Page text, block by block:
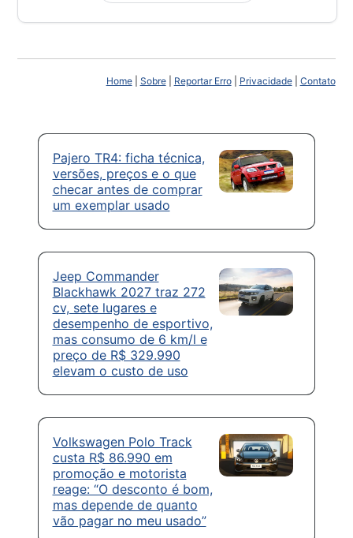
Home| Sobre| Reportar Erro| Privacidade| Contato
Pajero TR4: ficha técnica,
versões, preços e o que
checar antes de comprar
um exemplar usado
Jeep Commander
Blackhawk 2027 traz 272
cv, sete lugares e
desempenho de esportivo,
mas consumo de 6 km/l e
preço de R$ 329.990
elevam o custo de uso
Volkswagen Polo Track
custa R$ 86.990 em
promoção e motorista
reage: “O desconto é bom,
mas depende de quanto
vão pagar no meu usado”